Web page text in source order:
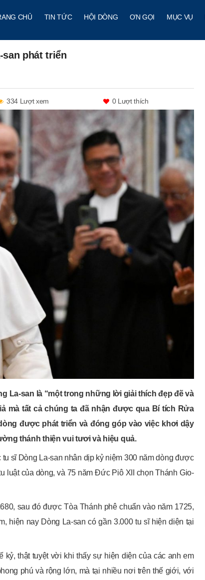
CHỦ TIN TỨC HỘI DÒNG ƠN GỌI MỤC VỤ
phát triển
334 Lượt xem 0Lượt thích
La-san là “một trong những lời giải thích đẹp đẽ và
mà tất cả chúng ta đã nhận được qua Bí tích Rửa
được phát triển và đóng góp vào việc khơi dậy
thánh thiện vui tươi và hiệu quả.
sĩ Dòng La-san nhân dịp kỷ niệm 300 năm dòng được
của dòng, và 75 năm Đức Piô XII chọn Thánh Gio-
sau đó được Tòa Thánh phê chuẩn vào năm 1725,
hiện nay Dòng La-san có gần 3.000 tu sĩ hiện diện tại
kỷ, thật tuyệt vời khi thấy sự hiện diện của các anh em
phú và rộng lớn, mà tại nhiều nơi trên thế giới, với